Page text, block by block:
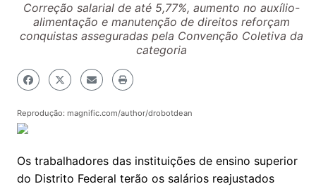
Correção salarial de até 5,77%, aumento no auxílio-
alimentação e manutenção de direitos reforçam
conquistas asseguradas pela Convenção Coletiva da
categoria
Reprodução: magnific.com/author/drobotdean
Os trabalhadores das instituições de ensino superior
do Distrito Federal terão os salários reajustados